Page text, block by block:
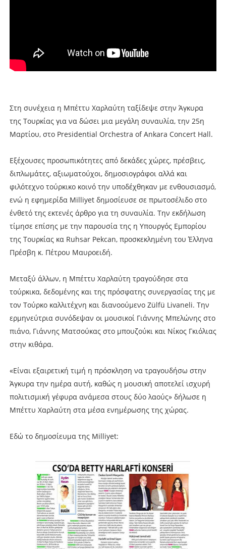
Στη συνέχεια η Μπέττυ Χαρλαύτη ταξίδεψε στην Άγκυρα
της Τουρκίας για να δώσει μια μεγάλη συναυλία, την 25η
Μαρτίου, στο Presidential Orchestra of Ankara Concert Hall.
Εξέχουσες προσωπικότητες από δεκάδες χώρες, πρέσβεις,
διπλωμάτες, αξιωματούχοι, δημοσιογράφοι αλλά και
φιλότεχνο τούρκικο κοινό την υποδέχθηκαν με ενθουσιασμό,
ενώ η εφημερίδα Milliyet δημοσίευσε σε πρωτοσέλιδο στο
ένθετό της εκτενές άρθρο για τη συναυλία. Την εκδήλωση
τίμησε επίσης με την παρουσία της η Υπουργός Εμπορίου
της Τουρκίας κα Ruhsar Pekcan, προσκεκλημένη του Έλληνα
Πρέσβη κ. Πέτρου Μαυροειδή.
Μεταξύ άλλων, η Μπέττυ Χαρλαύτη τραγούδησε στα
τούρκικα, δεδομένης και της πρόσφατης συνεργασίας της με
τον Τούρκο καλλιτέχνη και διανοούμενο Zülfü Livaneli. Την
ερμηνεύτρια συνόδεψαν οι μουσικοί Γιάννης Μπελώνης στο
πιάνο, Γιάννης Ματσούκας στο μπουζούκι και Νίκος Γκιόλιας
στην κιθάρα.
«Είναι εξαιρετική τιμή η πρόσκληση να τραγουδήσω στην
Άγκυρα την ημέρα αυτή, καθώς η μουσική αποτελεί ισχυρή
πολιτισμική γέφυρα ανάμεσα στους δύο λαούς» δήλωσε η
Μπέττυ Χαρλαύτη στα μέσα ενημέρωσης της χώρας.
Εδώ το δημοσίευμα της Milliyet: